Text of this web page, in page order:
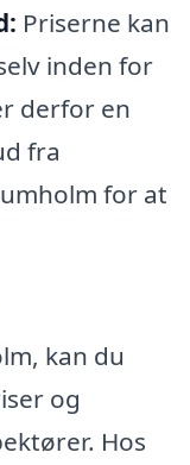
Priserne kan
inden for
derfor en
fra
for at
kan du
og
Hos